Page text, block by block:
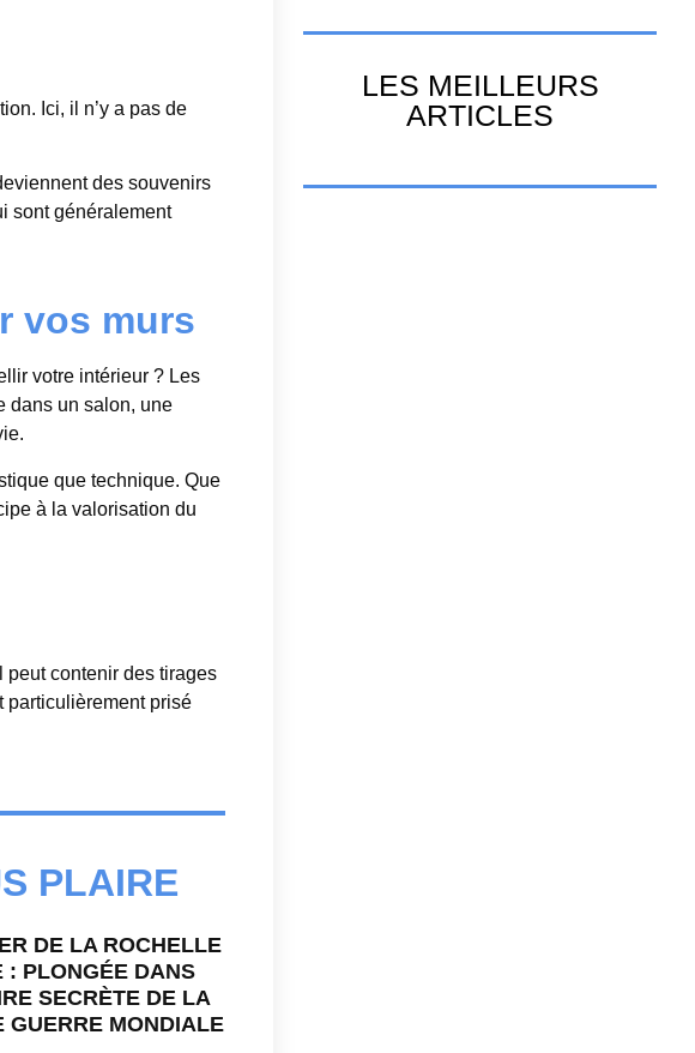
Ici, il n’y a pas de
des souvenirs
sont généralement
vos murs
votre intérieur ? Les
dans un salon, une
que technique. Que
à la valorisation du
peut contenir des tirages
particulièrement prisé
PLAIRE
DE LA ROCHELLE
: PLONGÉE DANS
SECRÈTE DE LA
GUERRE MONDIALE
LES MEILLEURS
ARTICLES